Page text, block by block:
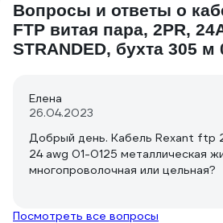
Вопросы и ответы о
FTP витая пара, 2PR,
STRANDED, бухта 305 м
Елена
26.04.2023
Добрый день. Кабель Rexant ftp
24 awg 01-0125 металлическая
многопроволочная или цельная?
Посмотреть все вопросы